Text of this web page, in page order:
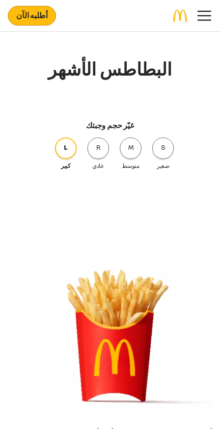
أطلبه الآن
البطاطس الأشهر
غيّر حجم وجبتك
S
صغير
M
متوسط
R
عادي
L
كبير